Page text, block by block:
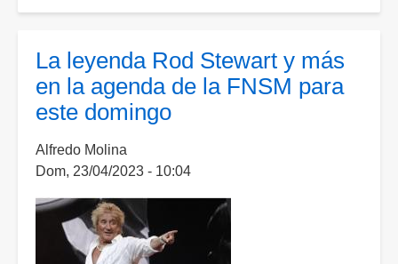
Rod
Stewart
hacen
desde
ayer
para
verlo
en
la
La leyenda Rod Stewart y más
en la agenda de la FNSM para
este domingo
Alfredo Molina
Dom, 23/04/2023 - 10:04